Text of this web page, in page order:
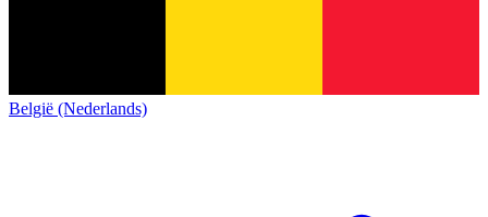
België (Nederlands)